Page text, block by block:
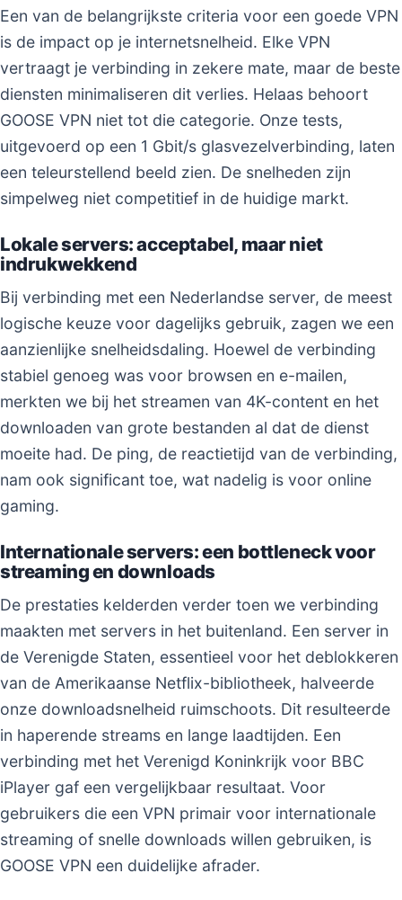
Een van de belangrijkste criteria voor een goede VPN
is de impact op je internetsnelheid. Elke VPN
vertraagt je verbinding in zekere mate, maar de beste
diensten minimaliseren dit verlies. Helaas behoort
GOOSE VPN niet tot die categorie. Onze tests,
uitgevoerd op een 1 Gbit/s glasvezelverbinding, laten
een teleurstellend beeld zien. De snelheden zijn
simpelweg niet competitief in de huidige markt.
Lokale servers: acceptabel, maar niet
indrukwekkend
Bij verbinding met een Nederlandse server, de meest
logische keuze voor dagelijks gebruik, zagen we een
aanzienlijke snelheidsdaling. Hoewel de verbinding
stabiel genoeg was voor browsen en e-mailen,
merkten we bij het streamen van 4K-content en het
downloaden van grote bestanden al dat de dienst
moeite had. De ping, de reactietijd van de verbinding,
nam ook significant toe, wat nadelig is voor online
gaming.
Internationale servers: een bottleneck voor
streaming en downloads
De prestaties kelderden verder toen we verbinding
maakten met servers in het buitenland. Een server in
de Verenigde Staten, essentieel voor het deblokkeren
van de Amerikaanse Netflix-bibliotheek, halveerde
onze downloadsnelheid ruimschoots. Dit resulteerde
in haperende streams en lange laadtijden. Een
verbinding met het Verenigd Koninkrijk voor BBC
iPlayer gaf een vergelijkbaar resultaat. Voor
gebruikers die een VPN primair voor internationale
streaming of snelle downloads willen gebruiken, is
GOOSE VPN een duidelijke afrader.